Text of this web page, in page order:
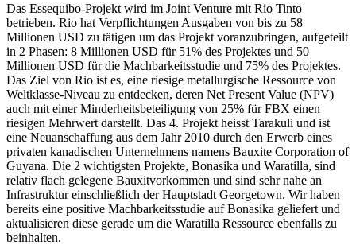
Das Essequibo-Projekt wird im Joint Venture mit Rio Tinto
betrieben. Rio hat Verpflichtungen Ausgaben von bis zu 58
Millionen USD zu tätigen um das Projekt voranzubringen, aufgeteilt
in 2 Phasen: 8 Millionen USD für 51% des Projektes und 50
Millionen USD für die Machbarkeitsstudie und 75% des Projektes.
Das Ziel von Rio ist es, eine riesige metallurgische Ressource von
Weltklasse-Niveau zu entdecken, deren Net Present Value (NPV)
auch mit einer Minderheitsbeteiligung von 25% für FBX einen
riesigen Mehrwert darstellt. Das 4. Projekt heisst Tarakuli und ist
eine Neuanschaffung aus dem Jahr 2010 durch den Erwerb eines
privaten kanadischen Unternehmens namens Bauxite Corporation of
Guyana. Die 2 wichtigsten Projekte, Bonasika und Waratilla, sind
relativ flach gelegene Bauxitvorkommen und sind sehr nahe an
Infrastruktur einschließlich der Hauptstadt Georgetown. Wir haben
bereits eine positive Machbarkeitsstudie auf Bonasika geliefert und
aktualisieren diese gerade um die Waratilla Ressource ebenfalls zu
beinhalten.